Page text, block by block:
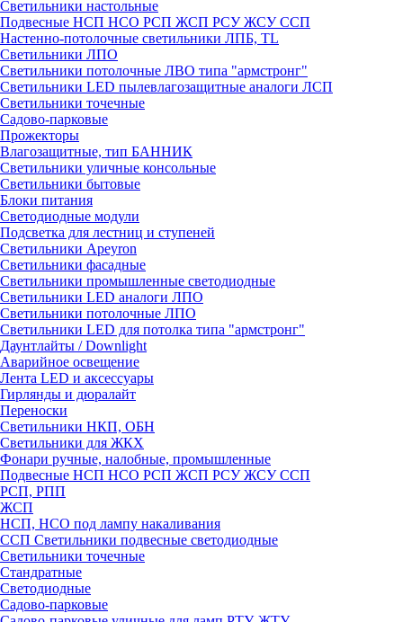
Светильники настольные
Подвесные НСП НСО РСП ЖСП РСУ ЖСУ ССП
Настенно-потолочные светильники ЛПБ, TL
Светильники ЛПО
Светильники потолочные ЛВО типа "армстронг"
Светильники LED пылевлагозащитные аналоги ЛСП
Светильники точечные
Садово-парковые
Прожекторы
Влагозащитные, тип БАННИК
Светильники уличные консольные
Светильники бытовые
Блоки питания
Светодиодные модули
Подсветка для лестниц и ступеней
Светильники Apeyron
Светильники фасадные
Светильники промышленные светодиодные
Светильники LED аналоги ЛПО
Светильники потолочные ЛПО
Светильники LED для потолка типа "армстронг"
Даунтлайты / Downlight
Аварийное освещение
Лента LED и аксессуары
Гирлянды и дюралайт
Переноски
Светильники НКП, ОБН
Светильники для ЖКХ
Фонари ручные, налобные, промышленные
Подвесные НСП НСО РСП ЖСП РСУ ЖСУ ССП
РСП, РПП
ЖСП
НСП, НСО под лампу накаливания
ССП Светильники подвесные светодиодные
Светильники точечные
Стандратные
Светодиодные
Садово-парковые